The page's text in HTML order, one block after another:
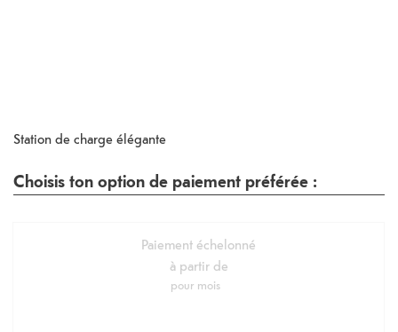
Station de charge élégante
Choisis ton option de paiement préférée :
Paiement échelonné
à partir de
pour mois